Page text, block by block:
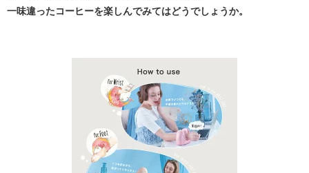
一味違ったコーヒーを楽しんでみてはどうでしょうか。